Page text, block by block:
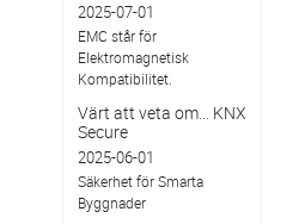
2025-07-01
EMC står för
Elektromagnetisk
Kompatibilitet.
Värt att veta om… KNX
Secure
2025-06-01
Säkerhet för Smarta
Byggnader